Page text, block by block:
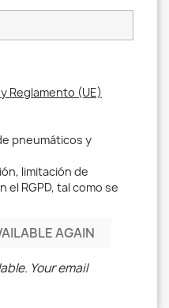
Reglamento (UE)
pneumáticos y
limitación de
RGPD, tal como se
AGAIN
Your email